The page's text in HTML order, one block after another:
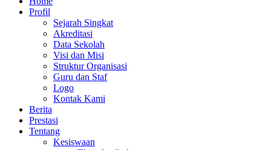
Profil
Sejarah Singkat
Akreditasi
Data Sekolah
Visi dan Misi
Struktur Organisasi
Guru dan Staf
Logo
Kontak Kami
Berita
Prestasi
Tentang
Kesiswaan